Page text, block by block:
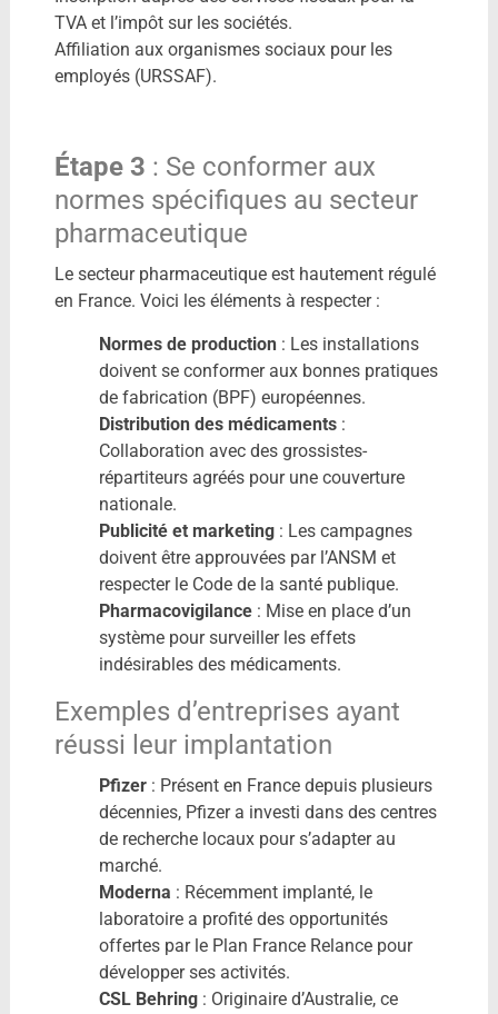
TVA et l’impôt sur les sociétés.
Affiliation aux organismes sociaux pour les
employés (URSSAF).
Étape 3 : Se conformer aux
normes spécifiques au secteur
pharmaceutique
Le secteur pharmaceutique est hautement régulé
en France. Voici les éléments à respecter :
Normes de production: Les installations
doivent se conformer aux bonnes pratiques
de fabrication (BPF) européennes.
Distribution des médicaments:
Collaboration avec des grossistes-
répartiteurs agréés pour une couverture
nationale.
Publicité et marketing: Les campagnes
doivent être approuvées par l’ANSM et
respecter le Code de la santé publique.
Pharmacovigilance: Mise en place d’un
système pour surveiller les effets
indésirables des médicaments.
Exemples d’entreprises ayant
réussi leur implantation
Pfizer: Présent en France depuis plusieurs
décennies, Pfizer a investi dans des centres
de recherche locaux pour s’adapter au
marché.
Moderna : Récemment implanté, le
laboratoire a profité des opportunités
offertes par le Plan France Relance pour
développer ses activités.
CSL Behring: Originaire d’Australie, ce